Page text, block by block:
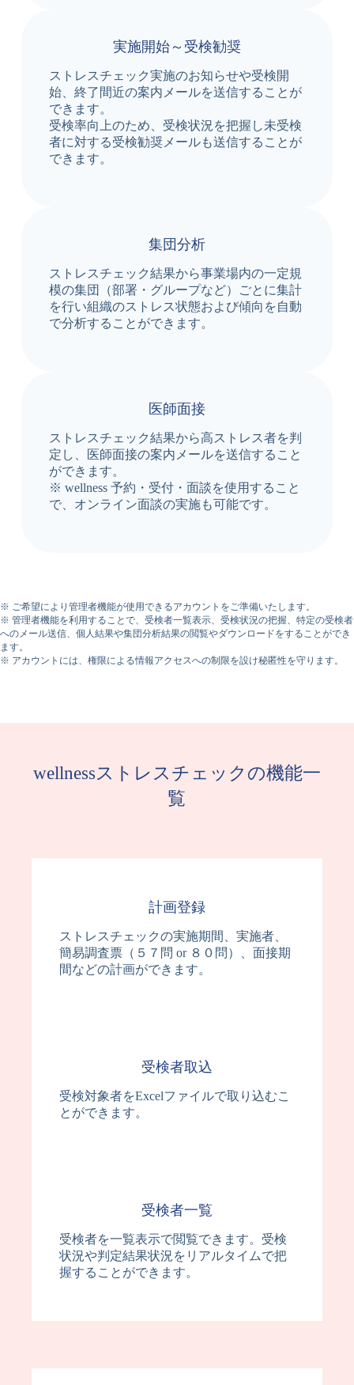
実施開始～受検勧奨
ストレスチェック実施のお知らせや受検開
始、終了間近の案内メールを送信することが
できます。
受検率向上のため、受検状況を把握し未受検
者に対する受検勧奨メールも送信することが
できます。
集団分析
ストレスチェック結果から事業場内の一定規
模の集団（部署・グループなど）ごとに集計
を行い組織のストレス状態および傾向を自動
で分析することができます。
医師面接
ストレスチェック結果から高ストレス者を判
定し、医師面接の案内メールを送信すること
ができます。
※ wellness 予約・受付・面談を使用すること
で、オンライン面談の実施も可能です。
※ ご希望により管理者機能が使用できるアカウントをご準備いたします。
※ 管理者機能を利用することで、受検者一覧表示、受検状況の把握、特定の受検者
へのメール送信、個人結果や集団分析結果の閲覧やダウンロードをすることができ
ます。
※ アカウントには、権限による情報アクセスへの制限を設け秘匿性を守ります。
wellnessストレスチェックの機能一
覧
計画登録
ストレスチェックの実施期間、実施者、
簡易調査票（５７問 or ８０問）、面接期
間などの計画ができます。
受検者取込
受検対象者をExcelファイルで取り込むこ
とができます。
受検者一覧
受検者を一覧表示で閲覧できます。受検
状況や判定結果状況をリアルタイムで把
握することができます。